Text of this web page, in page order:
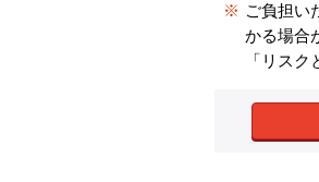
※ ご負担い
かる場合
「リス